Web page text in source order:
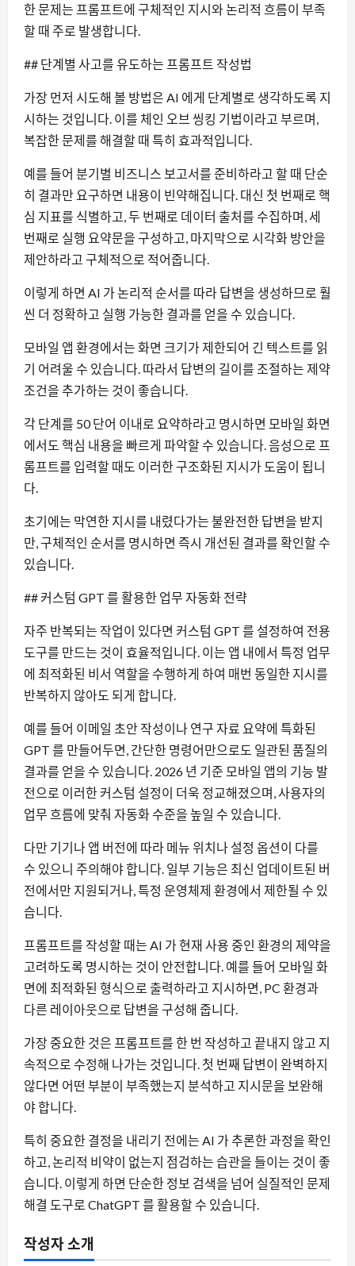
한 문제는 프롬프트에 구체적인 지시와 논리적 흐름이 부족
할 때 주로 발생합니다.
## 단계별 사고를 유도하는 프롬프트 작성법
가장 먼저 시도해 볼 방법은 AI 에게 단계별로 생각하도록 지
시하는 것입니다. 이를 체인 오브 씽킹 기법이라고 부르며,
복잡한 문제를 해결할 때 특히 효과적입니다.
예를 들어 분기별 비즈니스 보고서를 준비하라고 할 때 단순
히 결과만 요구하면 내용이 빈약해집니다. 대신 첫 번째로 핵
심 지표를 식별하고, 두 번째로 데이터 출처를 수집하며, 세
번째로 실행 요약문을 구성하고, 마지막으로 시각화 방안을
제안하라고 구체적으로 적어줍니다.
이렇게 하면 AI 가 논리적 순서를 따라 답변을 생성하므로 훨
씬 더 정확하고 실행 가능한 결과를 얻을 수 있습니다.
모바일 앱 환경에서는 화면 크기가 제한되어 긴 텍스트를 읽
기 어려울 수 있습니다. 따라서 답변의 길이를 조절하는 제약
조건을 추가하는 것이 좋습니다.
각 단계를 50 단어 이내로 요약하라고 명시하면 모바일 화면
에서도 핵심 내용을 빠르게 파악할 수 있습니다. 음성으로 프
롬프트를 입력할 때도 이러한 구조화된 지시가 도움이 됩니
다.
초기에는 막연한 지시를 내렸다가는 불완전한 답변을 받지
만, 구체적인 순서를 명시하면 즉시 개선된 결과를 확인할 수
있습니다.
## 커스텀 GPT 를 활용한 업무 자동화 전략
자주 반복되는 작업이 있다면 커스텀 GPT 를 설정하여 전용
도구를 만드는 것이 효율적입니다. 이는 앱 내에서 특정 업무
에 최적화된 비서 역할을 수행하게 하여 매번 동일한 지시를
반복하지 않아도 되게 합니다.
예를 들어 이메일 초안 작성이나 연구 자료 요약에 특화된
GPT 를 만들어두면, 간단한 명령어만으로도 일관된 품질의
결과를 얻을 수 있습니다. 2026 년 기준 모바일 앱의 기능 발
전으로 이러한 커스텀 설정이 더욱 정교해졌으며, 사용자의
업무 흐름에 맞춰 자동화 수준을 높일 수 있습니다.
다만 기기나 앱 버전에 따라 메뉴 위치나 설정 옵션이 다를
수 있으니 주의해야 합니다. 일부 기능은 최신 업데이트된 버
전에서만 지원되거나, 특정 운영체제 환경에서 제한될 수 있
습니다.
프롬프트를 작성할 때는 AI 가 현재 사용 중인 환경의 제약을
고려하도록 명시하는 것이 안전합니다. 예를 들어 모바일 화
면에 최적화된 형식으로 출력하라고 지시하면, PC 환경과
다른 레이아웃으로 답변을 구성해 줍니다.
가장 중요한 것은 프롬프트를 한 번 작성하고 끝내지 않고 지
속적으로 수정해 나가는 것입니다. 첫 번째 답변이 완벽하지
않다면 어떤 부분이 부족했는지 분석하고 지시문을 보완해
야 합니다.
특히 중요한 결정을 내리기 전에는 AI 가 추론한 과정을 확인
하고, 논리적 비약이 없는지 점검하는 습관을 들이는 것이 좋
습니다. 이렇게 하면 단순한 정보 검색을 넘어 실질적인 문제
해결 도구로 ChatGPT 를 활용할 수 있습니다.
작성자 소개